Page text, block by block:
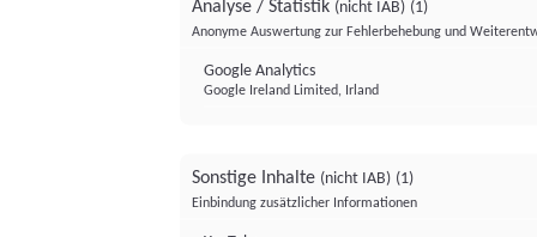
Analyse / Statistik (nicht IAB) (1)
Anonyme Auswertung zur Fehlerbehebung und
Google Analytics
Google Ireland Limited, Irland
Sonstige Inhalte (nicht IAB) (1)
Einbindung zusätzlicher Informationen